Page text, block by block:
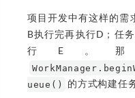
项目开发中有这样的需
B执行完再执行D；任
行E。
ueue()
的方式构建任